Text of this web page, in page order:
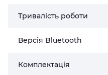
Тривалість роботи
Версія Bluetooth
Комплектація